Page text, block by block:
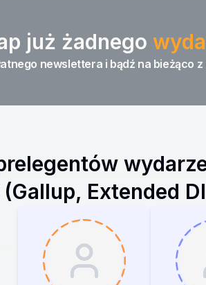
już żadnego
newslettera i bądź na bieżąco
Extended